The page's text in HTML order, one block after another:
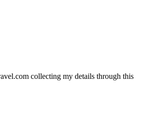
collecting my details through this